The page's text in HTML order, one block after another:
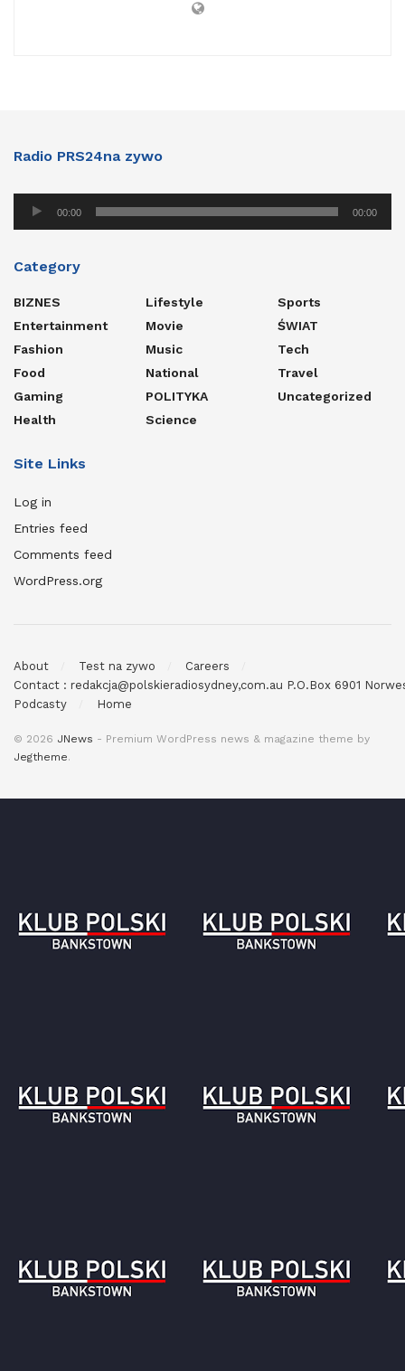
Radio PRS24na zywo
00:00 00:00
Category
BIZNES
Entertainment
Fashion
Food
Gaming
Health
Lifestyle
Movie
Music
National
POLITYKA
Science
Sports
ŚWIAT
Tech
Travel
Uncategorized
Site Links
Log in
Entries feed
Comments feed
WordPress.org
About Test na zywo
Careers
Contact : redakcja@polskieradiosydney,com.au P.O.Box 6901
Podcasty
Home
© 2026 JNews - Premium WordPress news & magazine theme by
Jegtheme.